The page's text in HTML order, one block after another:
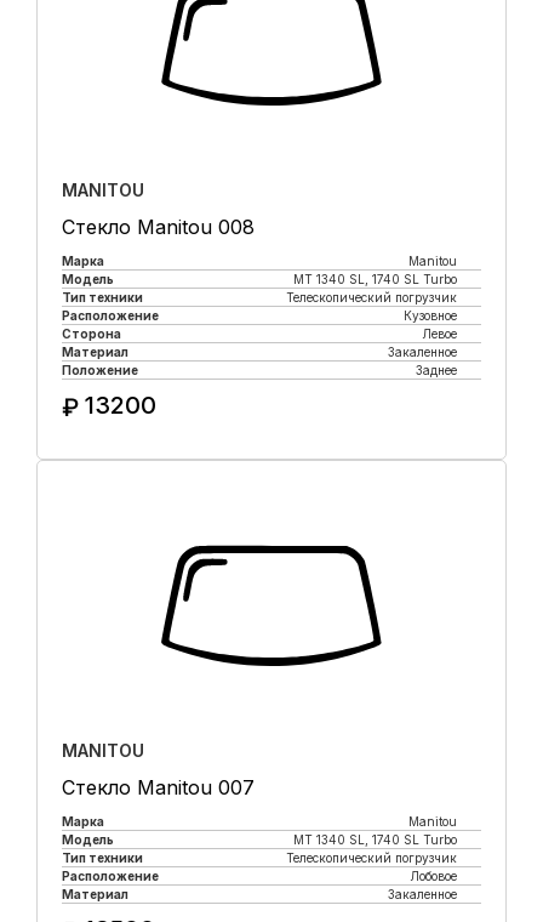
MANITOU
Стекло Manitou 008
Марка
Manitou
Модель
MT 1340 SL, 1740 SL Turbo
Тип техники
Телескопический погрузчик
Расположение
Кузовное
Сторона
Левое
Материал
Закаленное
Положение
Заднее
₽ 13200
MANITOU
Стекло Manitou 007
Марка
Manitou
Модель
MT 1340 SL, 1740 SL Turbo
Тип техники
Телескопический погрузчик
Расположение
Лобовое
Материал
Закаленное